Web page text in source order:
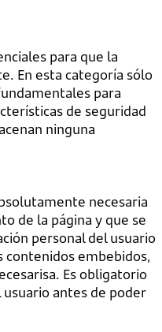
para que la
En esta categoría sólo
para
de seguridad
ninguna
necesaria
de la página y que se
personal del usuario
contenidos embebidos,
Es obligatorio
antes de poder